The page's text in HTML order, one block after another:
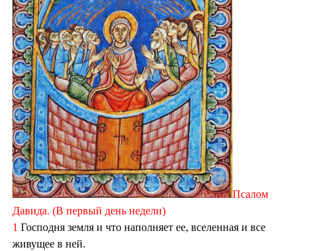
Псалом
Давида. (В первый день недели)
1 Господня земля и что наполняет ее, вселенная и все
живущее в ней.